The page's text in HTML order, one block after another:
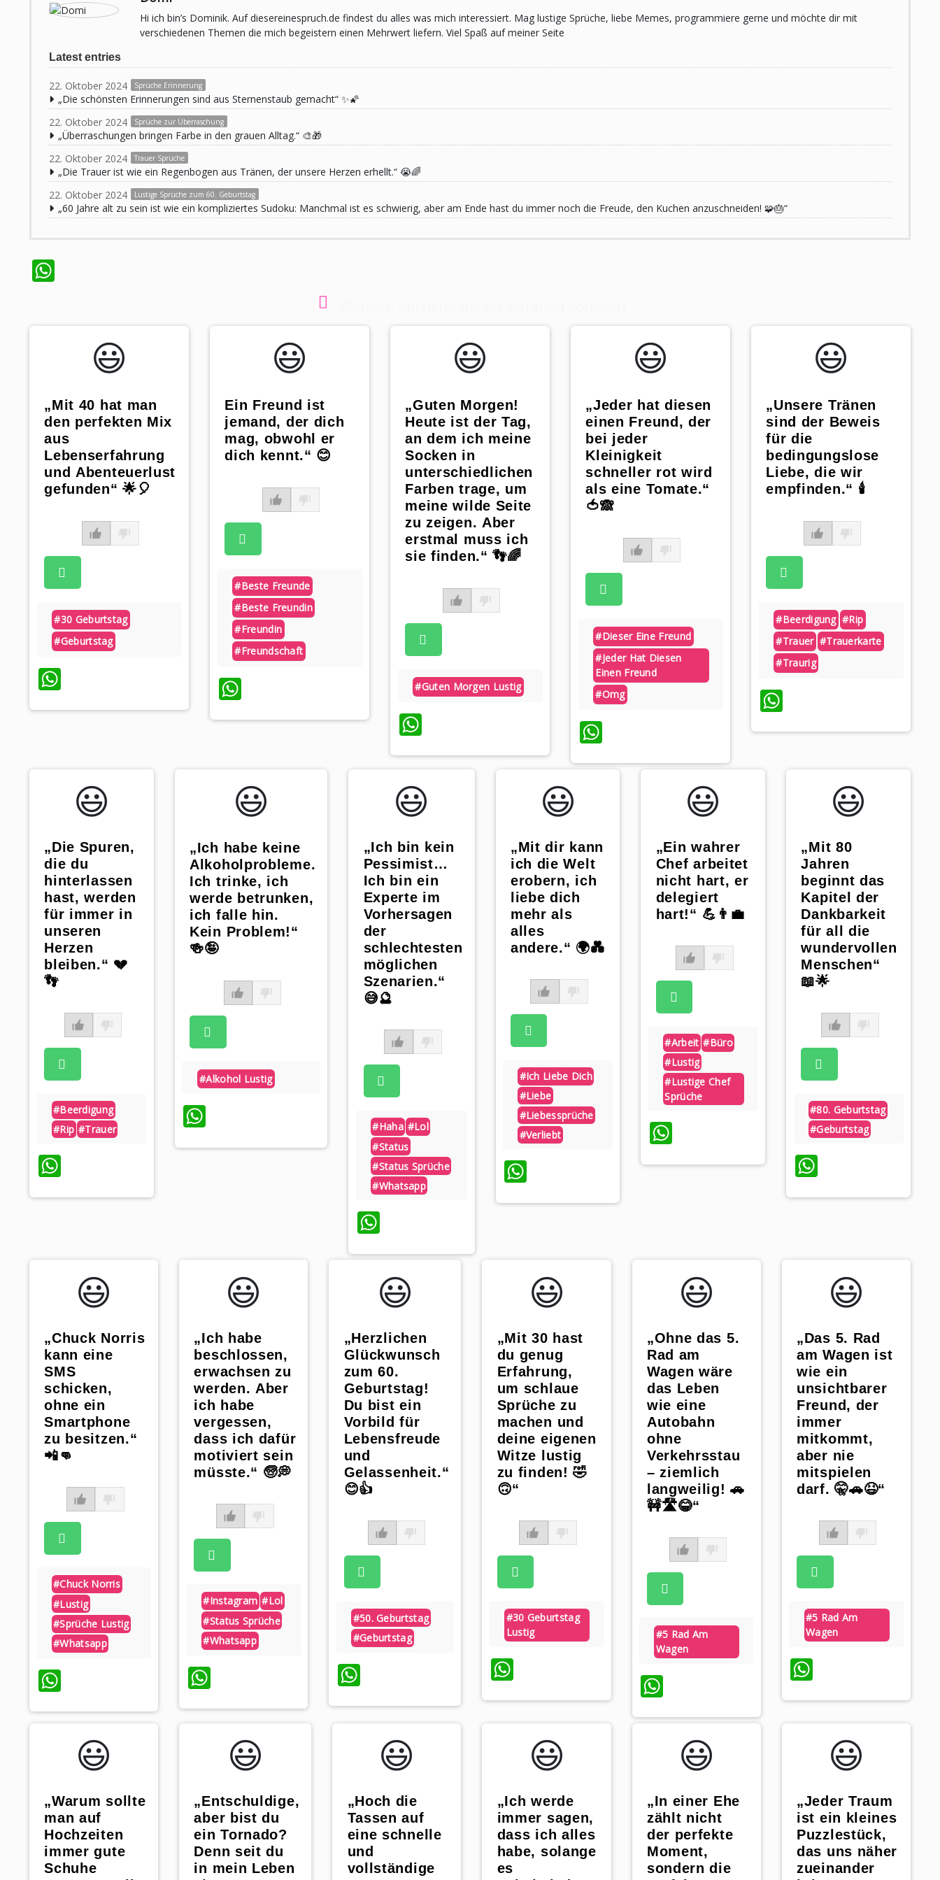
Hi ich bin’s Dominik. Auf diesereinespruch.de findest du alles was mich interessiert. Mag lustige Sprüche, liebe Memes, programmiere gerne und möchte dir mit
verschiedenen Themen die mich begeistern einen Mehrwert liefern. Viel Spaß auf meiner Seite
Latest entries
22. Oktober 2024 Sprüche Erinnerung
„Die schönsten Erinnerungen sind aus Sternenstaub gemacht“ ✨🌠
22. Oktober 2024
Sprüche zur Überraschung
„Überraschungen bringen Farbe in den grauen Alltag.“ 🎨🎁
22. Oktober 2024
Trauer Sprüche
„Die Trauer ist wie ein Regenbogen aus Tränen, der unsere Herzen erhellt.“ 😭🌈
22. Oktober 2024
Lustige Sprüche zum 60. Geburtstag
„60 Jahre alt zu sein ist wie ein kompliziertes Sudoku: Manchmal ist es schwierig, aber am Ende hast du immer noch die Freude, den Kuchen anzuschneiden! 🧩🎂“
😃️
„Mit 40 hat man
den perfekten Mix
aus
Lebenserfahrung
und Abenteuerlust
gefunden“ 🌟🎈
#30 Geburtstag
#geburtstag
WhatsApp
😃️
Ein Freund ist
jemand, der dich
mag, obwohl er
dich kennt.“ 😊
#beste Freunde
#beste Freundin
#freundin
#freundschaft
WhatsApp
😃️
„Guten Morgen!
Heute ist der Tag,
an dem ich meine
Socken in
unterschiedlichen
Farben trage, um
meine wilde Seite
zu zeigen. Aber
erstmal muss ich
sie finden.“ 👣🌈
#guten Morgen Lustig
WhatsApp
😃️
„Jeder hat diesen
einen Freund, der
bei jeder
Kleinigkeit
schneller rot wird
als eine Tomate.“
🍅🙈
#dieser Eine Freund
#jeder Hat Diesen
Einen Freund
#omg
WhatsApp
😃️
„Unsere Tränen
sind der Beweis
für die
bedingungslose
Liebe, die wir
empfinden.“ 🕯
#beerdigung #rip
#trauer #trauerkarte
#traurig
WhatsApp
😃️
„Die Spuren,
die du
hinterlassen
hast, werden
für immer in
unseren
Herzen
bleiben.“ 💔
👣
#beerdigung
#rip #trauer
WhatsApp
😃️
„Ich habe keine
Alkoholprobleme.
Ich trinke, ich
werde betrunken,
ich falle hin.
Kein Problem!“
🍻🤪
#alkohol Lustig
😃️
„Ich bin kein
Pessimist…
Ich bin ein
Experte im
Vorhersagen
der
schlechtesten
möglichen
Szenarien.“
😅🔮
#haha #lol
#status
#status Sprüche
#whatsapp
WhatsApp
😃️
„Mit dir kann
ich die Welt
erobern, ich
liebe dich
mehr als
alles
andere.“ 🌍💑
#ich Liebe Dich
#liebe
#liebessprüche
#verliebt
😃️
„Ein wahrer
Chef arbeitet
nicht hart, er
delegiert
hart!“ 💪👨‍💼
#arbeit #büro
#lustig
#lustige Chef
Sprüche
WhatsApp
😃️
„Mit 80
Jahren
beginnt das
Kapitel der
Dankbarkeit
für all die
wundervollen
Menschen“
📖🌟
#80. Geburtstag
#geburtstag
WhatsApp
😃️
„Chuck Norris
kann eine
SMS
schicken,
ohne ein
Smartphone
zu besitzen.“
📲👊
#chuck Norris
#lustig
#sprüche Lustig
#whatsapp
WhatsApp
😃️
„Ich habe
beschlossen,
erwachsen zu
werden. Aber
ich habe
vergessen,
dass ich dafür
motiviert sein
müsste.“ 🧓💭
#instagram #lol
#status Sprüche
#whatsapp
WhatsApp
😃️
„Herzlichen
Glückwunsch
zum 60.
Geburtstag!
Du bist ein
Vorbild für
Lebensfreude
und
Gelassenheit.“
😊👍
#50. Geburtstag
#geburtstag
WhatsApp
😃️
„Mit 30 hast
du genug
Erfahrung,
um schlaue
Sprüche zu
machen und
deine eigenen
Witze lustig
zu finden! 🤣
🙃“
#30 Geburtstag
Lustig
WhatsApp
😃️
„Ohne das 5.
Rad am
Wagen wäre
das Leben
wie eine
Autobahn
ohne
Verkehrsstau
– ziemlich
langweilig! 🚗
🚧🛣️😂“
#5 Rad Am
Wagen
😃️
„Das 5. Rad
am Wagen ist
wie ein
unsichtbarer
Freund, der
immer
mitkommt,
aber nie
mitspielen
darf. 🤫🚗😆“
#5 Rad Am
Wagen
😃️
„Warum sollte
man auf
Hochzeiten
immer gute
Schuhe
😃️
„Entschuldige,
aber bist du
ein Tornado?
Denn seit du
in mein Leben
😃️
„Hoch die
Tassen auf
eine schnelle
und
vollständige
😃️
„Ich werde
immer sagen,
dass ich alles
habe, solange
es
😃️
„In einer Ehe
zählt nicht
der perfekte
Moment,
sondern die
😃️
„Jeder Traum
ist ein kleines
Puzzlestück,
das uns näher
zueinander